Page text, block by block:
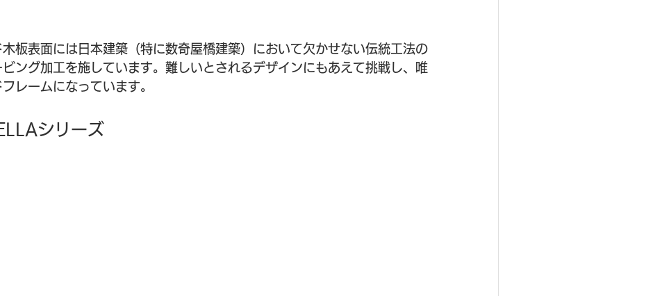
板表面には日本建築（特に数奇屋橋建築）において欠かせない伝統工法の
ング加工を施しています。難しいとされるデザインにもあえて挑戦し、唯
レームになっています。
シリーズ